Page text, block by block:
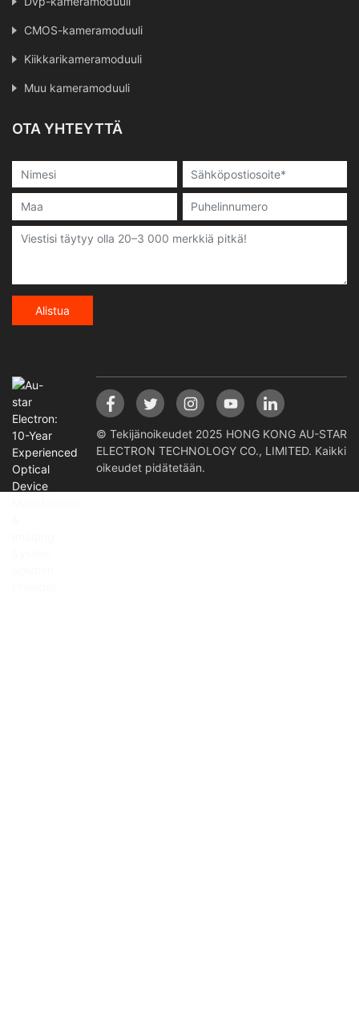
CMOS-kameramoduuli
Kiikkarikameramoduuli
Muu kameramoduuli
OTA YHTEYTTÄ
Alistua
© Tekijänoikeudet 2025 HONG KONG AU-STAR
ELECTRON TECHNOLOGY CO., LIMITED. Kaikki
oikeudet pidätetään.